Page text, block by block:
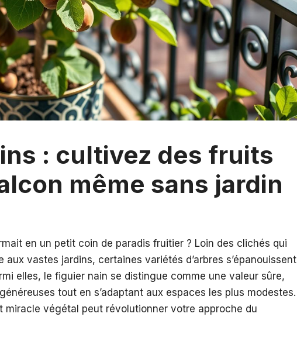
: cultivez des fruits
même sans jardin
en un petit coin de paradis fruitier ? Loin des clichés qui
vastes jardins, certaines variétés d’arbres s’épanouissent
elles, le figuier nain se distingue comme une valeur sûre,
tout en s’adaptant aux espaces les plus modestes.
miracle végétal peut révolutionner votre approche du